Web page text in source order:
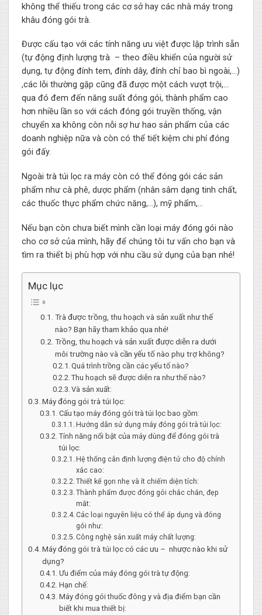
không thể thiếu trong các cơ sở hay các nhà máy trong
khâu đóng gói trà.
Được cấu tạo với các tính năng ưu việt được lập trình sẵn
(tự động định lượng trà – theo điều khiển của người sử
dụng, tự động đính tem, đính dây, đính chỉ bao bì ngoài,…)
,các lỗi thường gặp cũng đã được một cách vượt trội,…
qua đó đem đến năng suất đóng gói, thành phẩm cao
hơn nhiều lần so với cách đóng gói truyền thống, vận
chuyển xa không còn nỗi sợ hư hao sản phẩm của các
doanh nghiệp nữa và còn có thể tiết kiệm chi phí đóng
gói đấy.
Ngoài trà túi lọc ra máy còn có thể đóng gói các sản
phẩm như cà phê, dược phẩm (nhân sâm dạng tinh chất,
các thuốc thực phẩm chức năng,…), mỹ phẩm,…
Nếu bạn còn chưa biết mình cần loại máy đóng gói nào
cho cơ sở của mình, hãy để chúng tôi tư vấn cho bạn và
tìm ra thiết bị phù hợp với nhu cầu sử dụng của bạn nhé!
Mục lục
Trà được trồng, thu hoạch và sản xuất như thế
nào? Bạn hãy tham khảo qua nhé!
Trồng, thu hoạch và sản xuất được diễn ra dưới
môi trường nào và cần yếu tố nào phụ trợ không?
Quá trình trồng cần các yếu tố nào?
Thu hoạch sẽ được diễn ra như thế nào?
Và sản xuất:
Máy đóng gói trà túi lọc:
Cấu tạo máy đóng gói trà túi lọc bao gồm:
Hướng dẫn sử dụng máy đóng gói trà túi lọc:
Tính năng nổi bật của máy dùng để đóng gói trà
túi lọc:
Hệ thống cân định lượng điện tử cho độ chính
xác cao:
Thiết kế gọn nhẹ và ít chiếm diện tích:
Thành phẩm được đóng gói chắc chắn, đẹp
mắt:
Các loại nguyên liệu có thể áp dụng và đóng
gói như:
Công nghệ sản xuất máy chất lượng:
Máy đóng gói trà túi lọc có các ưu – nhược nào khi sử
dụng?
Ưu điểm của máy đóng gói trà tự động:
Hạn chế:
Máy đóng gói thuốc đông y và địa điểm bạn cần
biết khi mua thiết bị: